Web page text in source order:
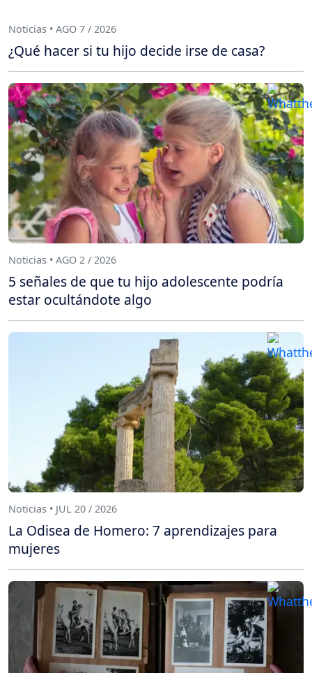
Noticias • AGO 7 / 2026
¿Qué hacer si tu hijo decide irse de casa?
Noticias • AGO 2 / 2026
5 señales de que tu hijo adolescente podría
estar ocultándote algo
Noticias • JUL 20 / 2026
La Odisea de Homero: 7 aprendizajes para
mujeres